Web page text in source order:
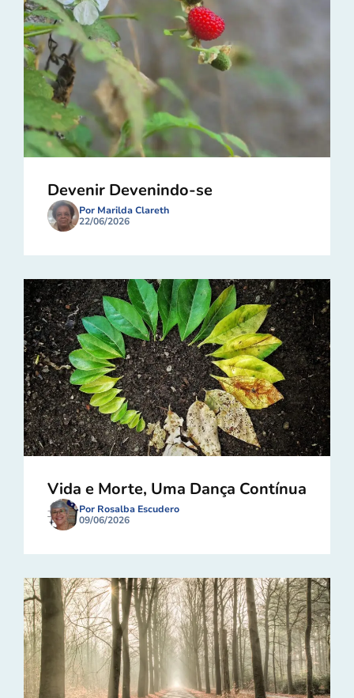
Devenir Devenindo-se
Por Marilda Clareth
22/06/2026
Vida e Morte, Uma Dança Contínua
Por Rosalba Escudero
09/06/2026